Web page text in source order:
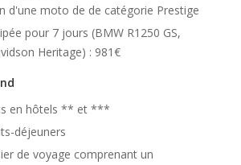
d'une moto de de catégorie Prestige
pour 7 jours (BMW R1250 GS,
Heritage) : 981€
en hôtels ** et ***
déjeuners
de voyage comprenant un